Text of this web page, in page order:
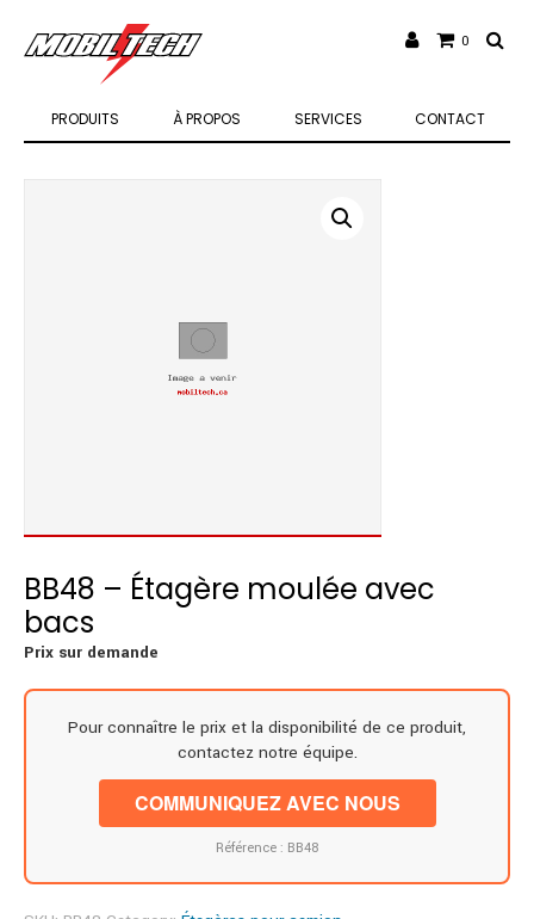
PRODUITS À PROPOS SERVICES CONTACT
0
BB48 – Étagère moulée avec
bacs
Prix sur demande
Pour connaître le prix et la disponibilité de ce produit,
contactez notre équipe.
COMMUNIQUEZ AVEC NOUS
Référence : BB48